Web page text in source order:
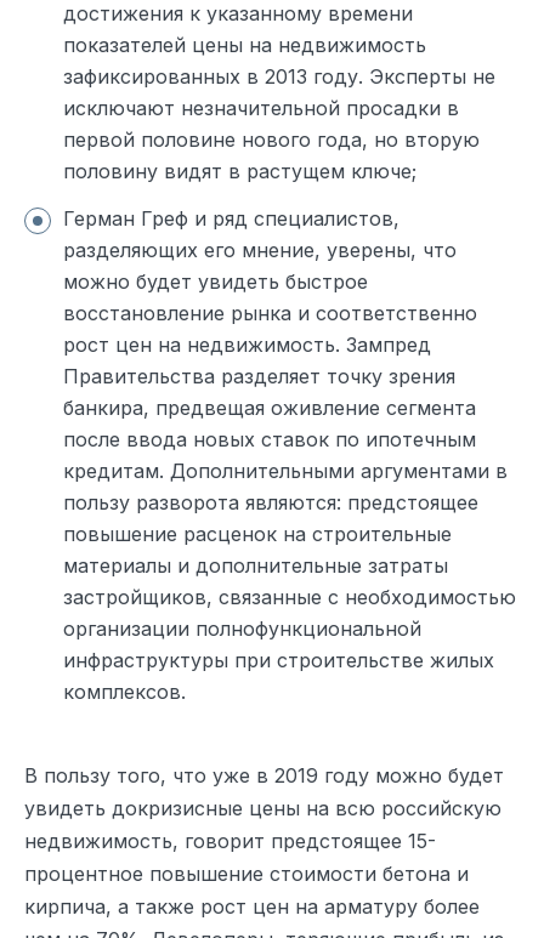
достижения к указанному времени
показателей цены на недвижимость
зафиксированных в 2013 году. Эксперты не
исключают незначительной просадки в
первой половине нового года, но вторую
половину видят в растущем ключе;
Герман Греф и ряд специалистов,
разделяющих его мнение, уверены, что
можно будет увидеть быстрое
восстановление рынка и соответственно
рост цен на недвижимость. Зампред
Правительства разделяет точку зрения
банкира, предвещая оживление сегмента
после ввода новых ставок по ипотечным
кредитам. Дополнительными аргументами в
пользу разворота являются: предстоящее
повышение расценок на строительные
материалы и дополнительные затраты
застройщиков, связанные с необходимостью
организации полнофункциональной
инфраструктуры при строительстве жилых
комплексов.
В пользу того, что уже в 2019 году можно будет
увидеть докризисные цены на всю российскую
недвижимость, говорит предстоящее 15-
процентное повышение стоимости бетона и
кирпича, а также рост цен на арматуру более